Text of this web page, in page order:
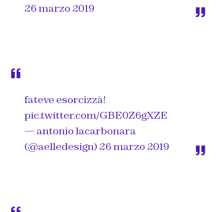
26 marzo 2019
fateve esorcizzà!
pic.twitter.com/GBE0Z6gXZE
— antonio lacarbonara
(@aelledesign) 26 marzo 2019